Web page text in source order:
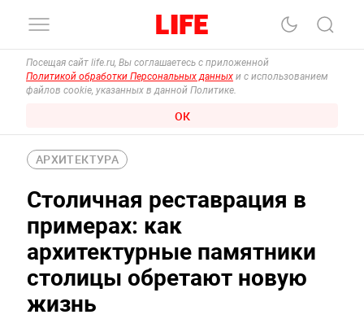
Посещая сайт life.ru, Вы соглашаетесь с приложенной
Политикой обработки Персональных данных и с использованием
файлов cookie, указанных в данной Политике.
ОК
АРХИТЕКТУРА
Столичная реставрация в
примерах: как
архитектурные памятники
столицы обретают новую
жизнь